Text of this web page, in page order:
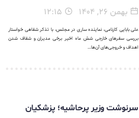
بهمن ۲۶, ۱۴۰۴
علی بابایی کارنامی، نماینده ساری در مجلس، با تذکر شفاهی خواستار
بررسی سفرهای خارجی شش ماه اخیر برخی مدیران و شفاف شدن
اهداف و خروجی‌های آن‌ها...
سرنوشت وزیر پرحاشیه؛ پزشکیان